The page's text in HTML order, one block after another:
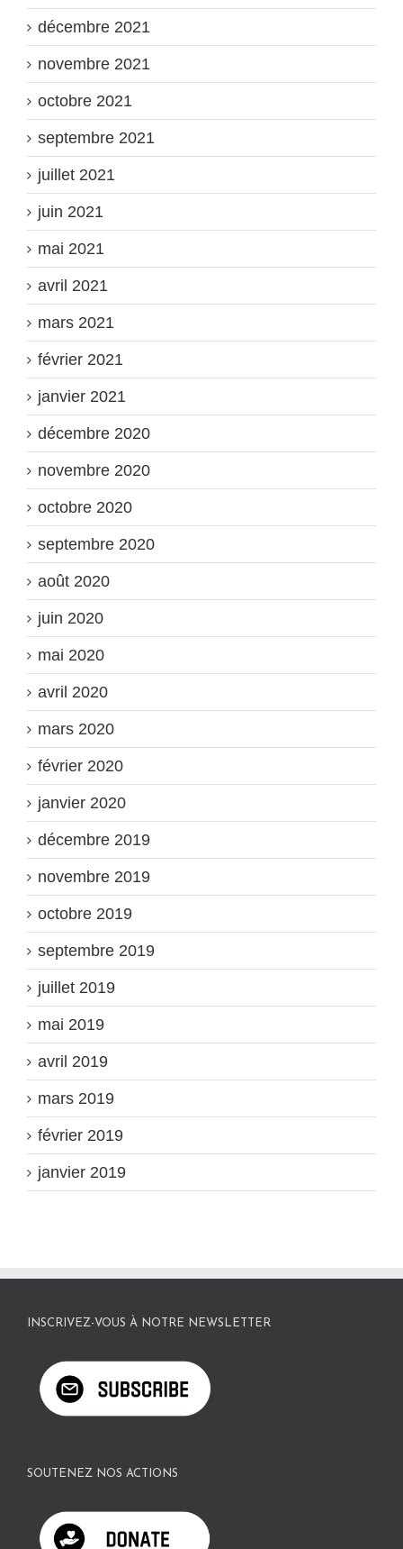
décembre 2021
novembre 2021
octobre 2021
septembre 2021
juillet 2021
juin 2021
mai 2021
avril 2021
mars 2021
février 2021
janvier 2021
décembre 2020
novembre 2020
octobre 2020
septembre 2020
août 2020
juin 2020
mai 2020
avril 2020
mars 2020
février 2020
janvier 2020
décembre 2019
novembre 2019
octobre 2019
septembre 2019
juillet 2019
mai 2019
avril 2019
mars 2019
février 2019
janvier 2019
INSCRIVEZ-VOUS À NOTRE NEWSLETTER
SOUTENEZ NOS ACTIONS